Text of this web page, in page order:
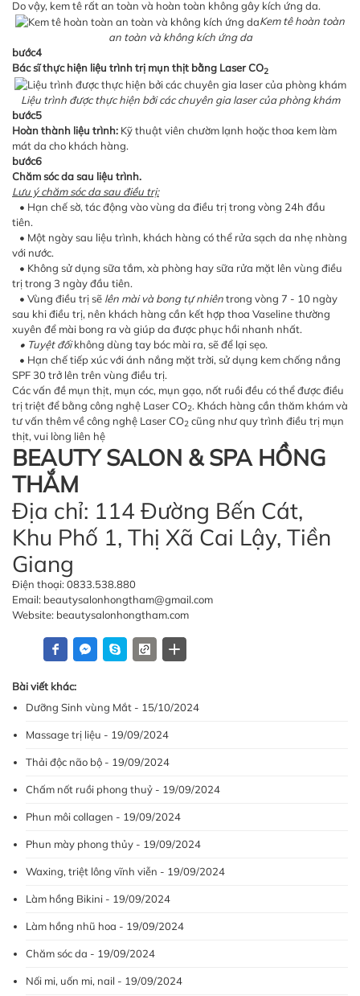
Do vậy, kem tê rất an toàn và hoàn toàn không gây kích ứng da.
Kem tê hoàn toàn
an toàn và không kích ứng da
bước4
Bác sĩ thực hiện liệu trình trị mụn thịt bằng Laser CO2
Liệu trình được thực hiện bởi các chuyên gia laser của phòng khám
bước5
Hoàn thành liệu trình: Kỹ thuật viên chườm lạnh hoặc thoa kem làm
mát da cho khách hàng.
bước6
Chăm sóc da sau liệu trình.
Lưu ý chăm sóc da sau điều trị:
• Hạn chế sờ, tác động vào vùng da điều trị trong vòng 24h đầu
tiên.
• Một ngày sau liệu trình, khách hàng có thể rửa sạch da nhẹ nhàng
với nước.
• Không sử dụng sữa tắm, xà phòng hay sữa rửa mặt lên vùng điều
trị trong 3 ngày đầu tiên.
• Vùng điều trị sẽ lên mài và bong tự nhiêntrong vòng 7 - 10 ngày
sau khi điều trị, nên khách hàng cần kết hợp thoa Vaseline thường
xuyên để mài bong ra và giúp da được phục hồi nhanh nhất.
• Tuyệt đối không dùng tay bóc mài ra, sẽ để lại sẹo.
• Hạn chế tiếp xúc với ánh nắng mặt trời, sử dụng kem chống nắng
SPF 30 trở lên trên vùng điều trị.
Các vấn đề mụn thịt, mụn cóc, mụn gạo, nốt ruồi đều có thể được điều
trị triệt để bằng công nghệ Laser CO2. Khách hàng cần thăm khám và
tư vấn thêm về công nghệ Laser CO2 cũng như quy trình điều trị mụn
thịt, vui lòng liên hệ
BEAUTY SALON & SPA HỒNG
THẮM
Địa chỉ: 114 Đường Bến Cát,
Khu Phố 1, Thị Xã Cai Lậy, Tiền
Giang
Điện thoại: 0833.538.880
Email: beautysalonhongtham@gmail.com
Website: beautysalonhongtham.com
Bài viết khác:
Dưỡng Sinh vùng Mắt - 15/10/2024
Massage trị liệu - 19/09/2024
Thải độc não bộ - 19/09/2024
Chấm nốt ruồi phong thuỷ - 19/09/2024
Phun môi collagen - 19/09/2024
Phun mày phong thủy - 19/09/2024
Waxing, triệt lông vĩnh viễn - 19/09/2024
Làm hồng Bikini - 19/09/2024
Làm hồng nhũ hoa - 19/09/2024
Chăm sóc da - 19/09/2024
Nối mi, uốn mi, nail - 19/09/2024